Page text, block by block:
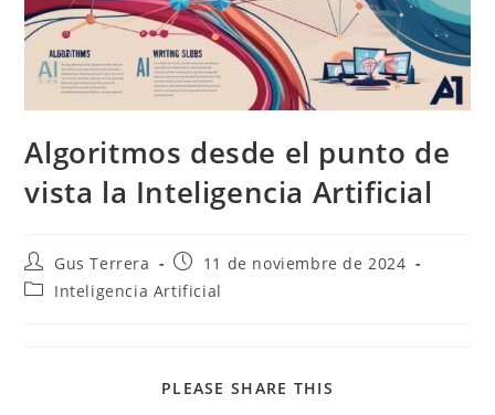
Algoritmos desde el punto de
vista la Inteligencia Artificial
Gus Terrera
11 de noviembre de 2024
Inteligencia Artificial
PLEASE SHARE THIS